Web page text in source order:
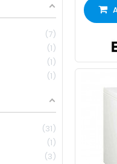
7
1
1
1
31
1
3